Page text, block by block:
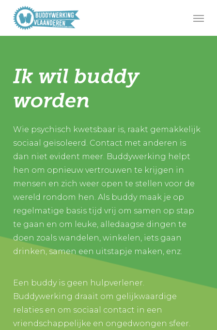
Ik wil buddy
worden
Wie psychisch kwetsbaar is, raakt gemakkelijk
sociaal geïsoleerd. Contact met anderen is
dan niet evident meer. Buddywerking helpt
hen om opnieuw vertrouwen te krijgen in
mensen en zich weer open te stellen voor de
wereld rondom hen. Als buddy maak je op
regelmatige basis tijd vrij om samen op stap
te gaan en om leuke, alledaagse dingen te
doen zoals wandelen, winkelen, iets gaan
drinken, samen een uitstapje maken, enz.
Een buddy is geen hulpverlener.
Buddywerking draait om gelijkwaardige
relaties en om sociaal contact in een
vriendschappelijke en ongedwongen sfeer.